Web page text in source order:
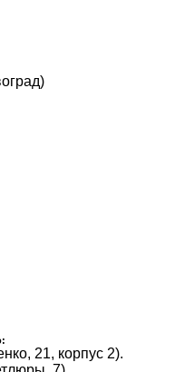
21, корпус 2).